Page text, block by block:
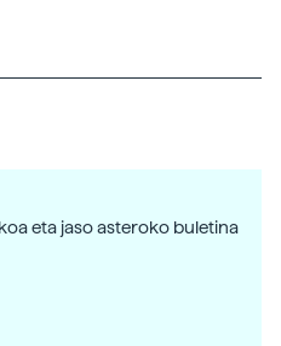
eta jaso asteroko buletina